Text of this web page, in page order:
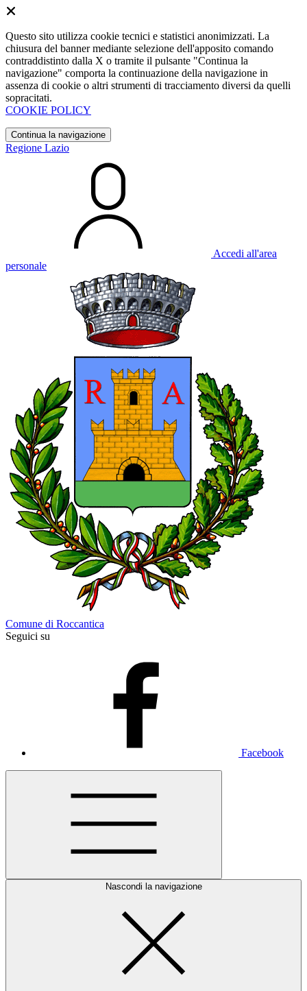
Questo sito utilizza cookie tecnici e statistici anonimizzati. La
chiusura del banner mediante selezione dell'apposito comando
contraddistinto dalla X o tramite il pulsante "Continua la
navigazione" comporta la continuazione della navigazione in
assenza di cookie o altri strumenti di tracciamento diversi da quelli
sopracitati.
COOKIE POLICY
Continua la navigazione
Regione Lazio
Accedi all'area
personale
Comune di Roccantica
Seguici su
Facebook
Nascondi la navigazione